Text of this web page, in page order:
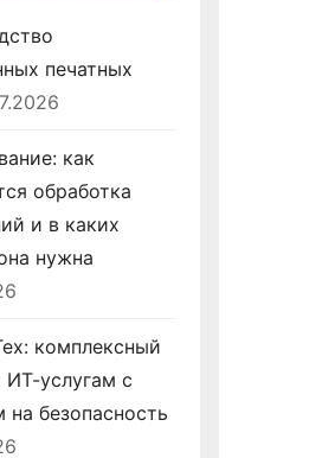
печатных
как
обработка
и в каких
нужна
комплексный
ИТ-услугам с
на безопасность